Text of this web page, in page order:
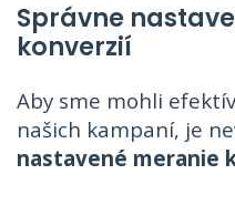
Správne
konverzií
Aby sme mohli
našich kampaní, je
nastavené meranie